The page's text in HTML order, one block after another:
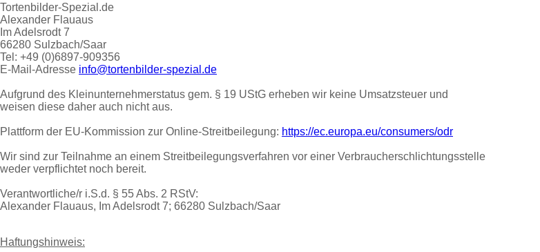
Tortenbilder-Spezial.de
Alexander Flauaus
Im Adelsrodt 7
66280 Sulzbach/Saar
Tel: +49 (0)6897-909356
E-Mail-Adresse info@tortenbilder-spezial.de
Aufgrund des Kleinunternehmerstatus gem. § 19 UStG erheben wir keine Umsatzsteuer und
weisen diese daher auch nicht aus.
Plattform der EU-Kommission zur Online-Streitbeilegung: https://ec.europa.eu/consumers/odr
Wir sind zur Teilnahme an einem Streitbeilegungsverfahren vor einer Verbraucherschlichtungsstelle
weder verpflichtet noch bereit.
Verantwortliche/r i.S.d. § 55 Abs. 2 RStV:
Alexander Flauaus, Im Adelsrodt 7; 66280 Sulzbach/Saar
Haftungshinweis: